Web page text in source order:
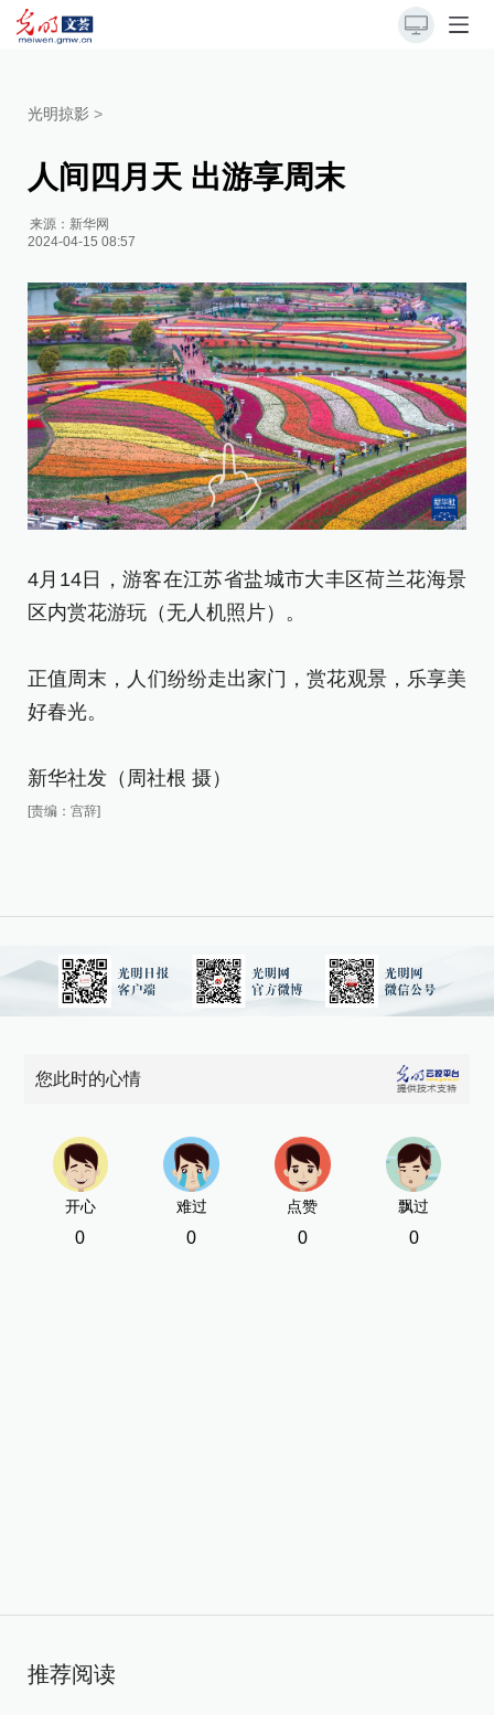
光明掠影 >
人间四月天 出游享周末
来源： 新华网
2024-04-15 08:57
4月14日，游客在江苏省盐城市大丰区荷兰花海景
区内赏花游玩（无人机照片）。
正值周末，人们纷纷走出家门，赏花观景，乐享美
好春光。
新华社发（周社根 摄）
[责编：宫辞]
您此时的心情
开心
0
难过
0
点赞
0
飘过
0
推荐阅读